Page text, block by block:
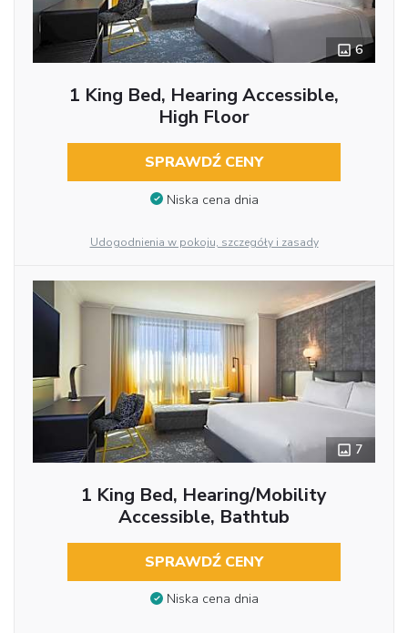
6
1 King Bed, Hearing Accessible,
High Floor
SPRAWDŹ CENY
Niska cena dnia
Udogodnienia w pokoju, szczegóły i zasady
7
1 King Bed, Hearing/Mobility
Accessible, Bathtub
SPRAWDŹ CENY
Niska cena dnia